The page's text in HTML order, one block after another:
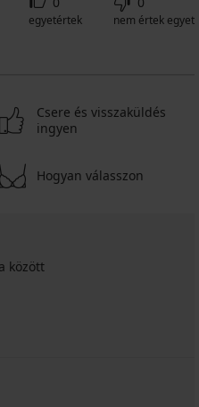
egyetértek nem értek egyet
Csere és visszaküldés
ingyen
Hogyan válasszon
között